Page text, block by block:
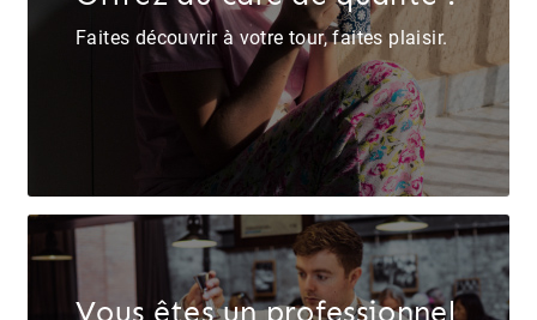
Faites découvrir à votre tour, faites plaisir.
Vous êtes un professionnel